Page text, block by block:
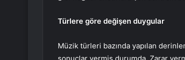
Türlere göre değişen duygular
Müzik türleri bazında yapılan